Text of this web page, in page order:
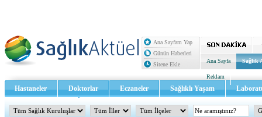
Ana Sayfam Yap
Günün Haberleri
Sitene Ekle
Ana Sayfa Sağlık
Reklam
Hastaneler Doktorlar Eczaneler Sağlıklı Yaşam
Sağlık TV - Video İletişim